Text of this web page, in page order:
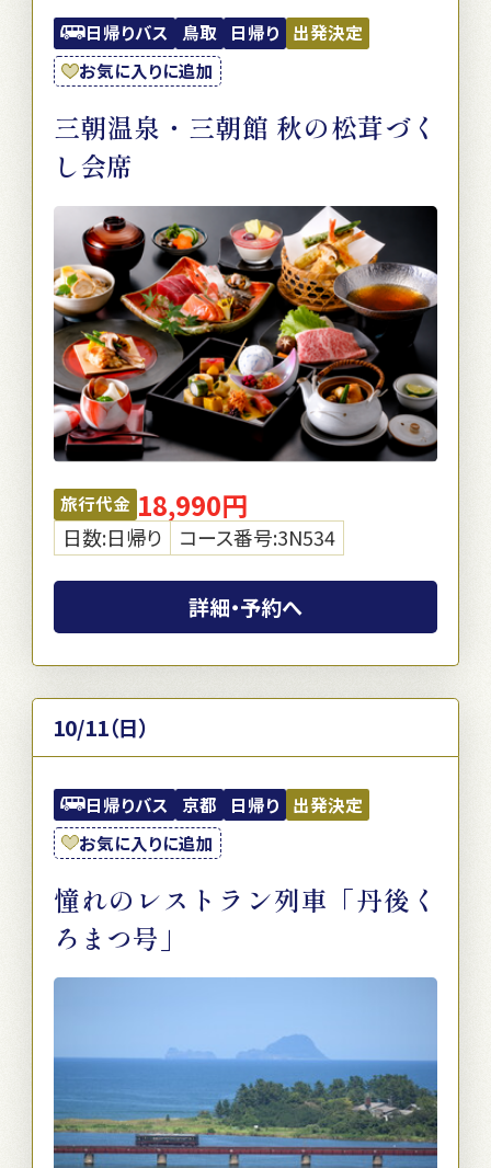
日帰りバス 鳥取 日帰り
出発決定
お気に入りに追加
三朝温泉・三朝館 秋の松茸づく
し会席
旅行代金 18,990円
日数:日帰り コース番号:3N534
詳細・予約へ
10/11（日）
日帰りバス 京都 日帰り
出発決定
お気に入りに追加
憧れのレストラン列車「丹後く
ろまつ号」